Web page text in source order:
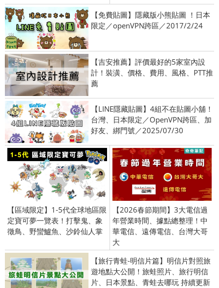
【免費貼圖】隱藏版小熊貼圖 ！日本
限定／openVPN跨區／2017/2/24
【吉安推薦】評價最好的5家室內設
計！裝潢、價格、費用、風格、PTT推
薦
【LINE隱藏貼圖】4組不在貼圖小舖！
台灣、日本限定／OpenVPN跨區、加
好友、綁門號／2025/07/30
【區域限定】1-5代全球地區限
定寶可夢一覽表！打擊鬼、象
徵鳥、野蠻鱸魚、沙鈴仙人掌
【2026春節期間】3大電信過
年營業時間、據點總整理！中
華電信、遠傳電信、台灣大哥
大
【旅行青蛙-明信片篇】明信片對照旅
遊地點大公開！旅蛙照片、旅行明信
片、日本景點、青蛙去哪玩 持續更新